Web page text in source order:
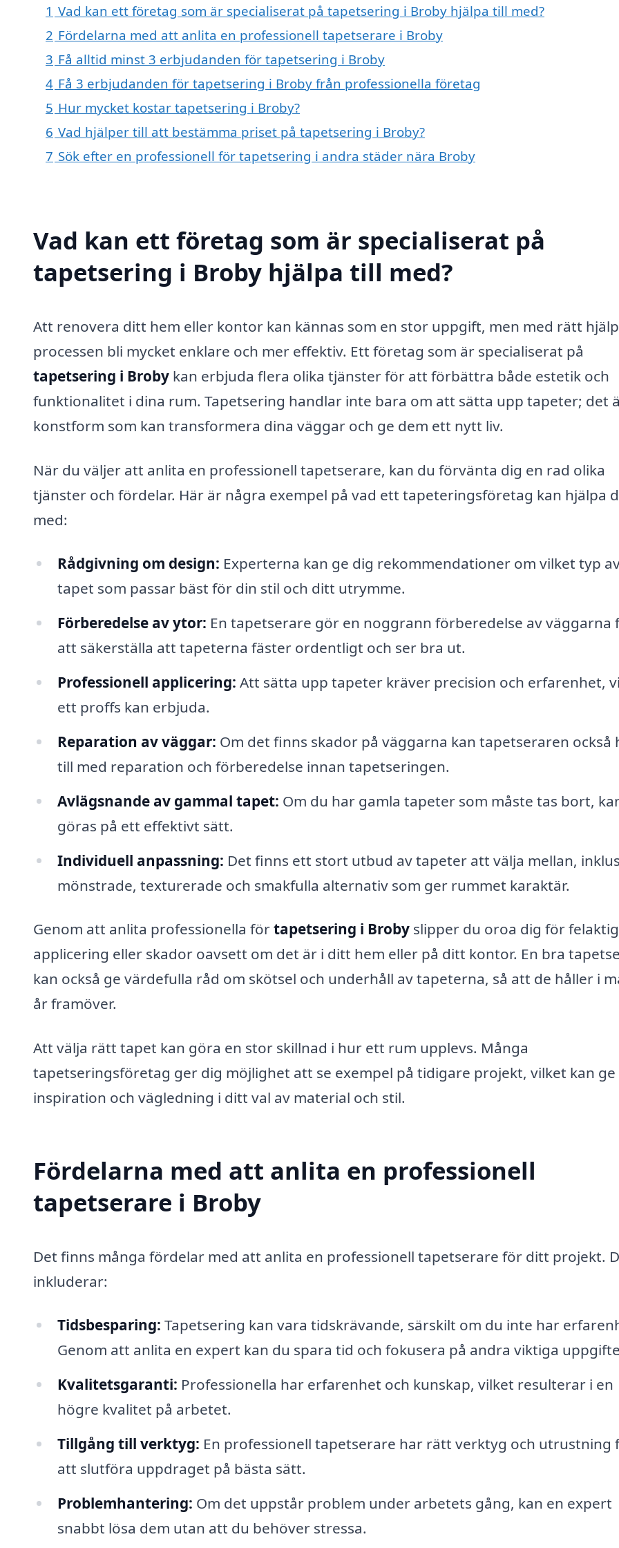
1 Vad kan ett företag som är specialiserat på tapetsering i Broby hjälpa till med?
2 Fördelarna med att anlita en professionell tapetserare i Broby
3 Få alltid minst 3 erbjudanden för tapetsering i Broby
4 Få 3 erbjudanden för tapetsering i Broby från professionella företag
5 Hur mycket kostar tapetsering i Broby?
6 Vad hjälper till att bestämma priset på tapetsering i Broby?
7 Sök efter en professionell för tapetsering i andra städer nära Broby
Vad kan ett företag som är specialiserat på
tapetsering i Broby hjälpa till med?
Att renovera ditt hem eller kontor kan kännas som en stor uppgift, men med rätt
processen bli mycket enklare och mer effektiv. Ett företag som är specialiserat på
tapetsering i Broby kan erbjuda flera olika tjänster för att förbättra både estetik och
funktionalitet i dina rum. Tapetsering handlar inte bara om att sätta upp tapeter; det
konstform som kan transformera dina väggar och ge dem ett nytt liv.
När du väljer att anlita en professionell tapetserare, kan du förvänta dig en rad olika
tjänster och fördelar. Här är några exempel på vad ett tapeteringsföretag kan hjälpa
med:
Rådgivning om design: Experterna kan ge dig rekommendationer om vilket typ
tapet som passar bäst för din stil och ditt utrymme.
Förberedelse av ytor: En tapetserare gör en noggrann förberedelse av väggarna
att säkerställa att tapeterna fäster ordentligt och ser bra ut.
Professionell applicering: Att sätta upp tapeter kräver precision och erfarenhet,
ett proffs kan erbjuda.
Reparation av väggar: Om det finns skador på väggarna kan tapetseraren också
till med reparation och förberedelse innan tapetseringen.
Avlägsnande av gammal tapet: Om du har gamla tapeter som måste tas bort,
göras på ett effektivt sätt.
Individuell anpassning: Det finns ett stort utbud av tapeter att välja mellan,
mönstrade, texturerade och smakfulla alternativ som ger rummet karaktär.
Genom att anlita professionella förtapetsering i Broby slipper du oroa dig för felaktig
applicering eller skador oavsett om det är i ditt hem eller på ditt kontor. En bra
kan också ge värdefulla råd om skötsel och underhåll av tapeterna, så att de håller i
år framöver.
Att välja rätt tapet kan göra en stor skillnad i hur ett rum upplevs. Många
tapetseringsföretag ger dig möjlighet att se exempel på tidigare projekt, vilket kan ge
inspiration och vägledning i ditt val av material och stil.
Fördelarna med att anlita en professionell
tapetserare i Broby
Det finns många fördelar med att anlita en professionell tapetserare för ditt projekt.
inkluderar:
Tidsbesparing: Tapetsering kan vara tidskrävande, särskilt om du inte har
Genom att anlita en expert kan du spara tid och fokusera på andra viktiga
Kvalitetsgaranti: Professionella har erfarenhet och kunskap, vilket resulterar i en
högre kvalitet på arbetet.
Tillgång till verktyg: En professionell tapetserare har rätt verktyg och utrustning
att slutföra uppdraget på bästa sätt.
Problemhantering: Om det uppstår problem under arbetets gång, kan en expert
snabbt lösa dem utan att du behöver stressa.